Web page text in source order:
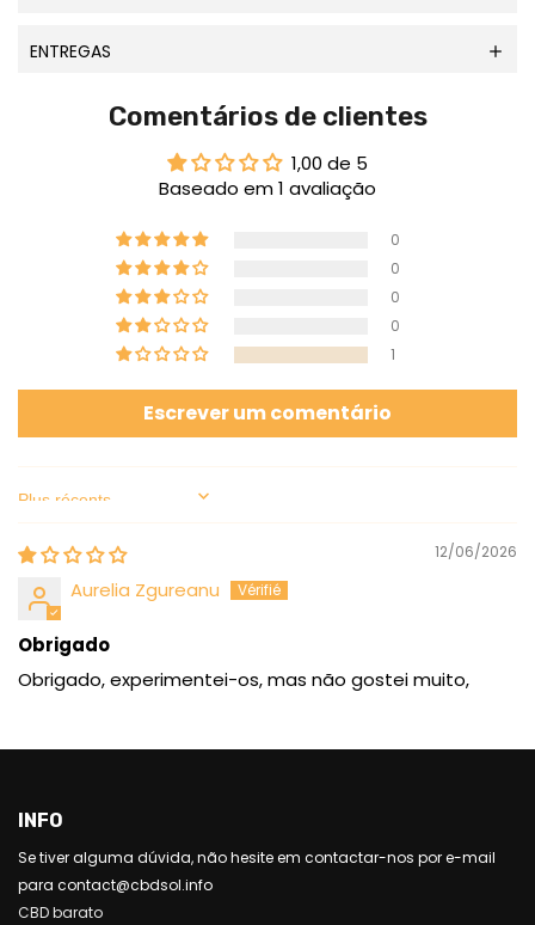
ENTREGAS
Comentários de clientes
1,00 de 5
Baseado em 1 avaliação
0
0
0
0
1
Escrever um comentário
Sort by
12/06/2026
Aurelia Zgureanu
Obrigado
Obrigado, experimentei-os, mas não gostei muito,
INFO
Se tiver alguma dúvida, não hesite em contactar-nos por e-mail
para contact@cbdsol.info
CBD barato